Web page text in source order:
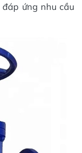
đáp ứng nhu cầu